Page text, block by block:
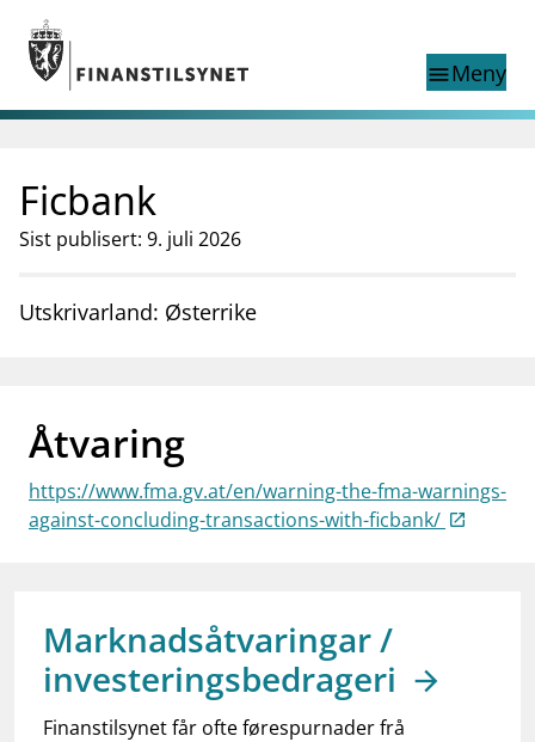
Gå til hovedinnhold
Gå til søkesiden
menuMeny
nettstedet
Tilsyn
Finanstilsynets registre
businessOm Finanstilsynet
mail_outlineKontakt oss
notifications_noneAbonner på nyhetsvarsel
Ficbank
Sist publisert: 9. juli 2026
Utskrivarland: Østerrike
Åtvaring
https://www.fma.gv.at/en/warning-the-fma-warnings-
against-concluding-transactions-with-ficbank/
Marknadsåtvaringar /
investeringsbedrageri
Finanstilsynet får ofte førespurnader frå